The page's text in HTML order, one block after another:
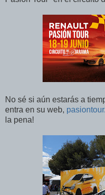
No sé si aún estarás a
entra en su web,
la pena!